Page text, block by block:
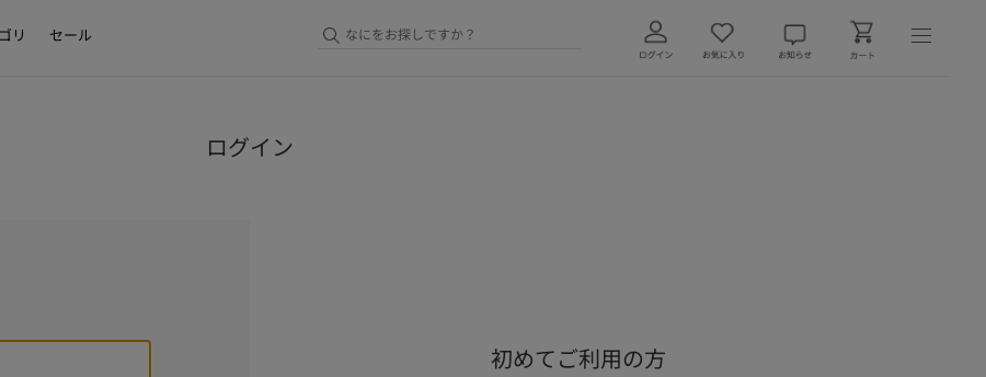
リ セール
ログイン
初めてご利用の方